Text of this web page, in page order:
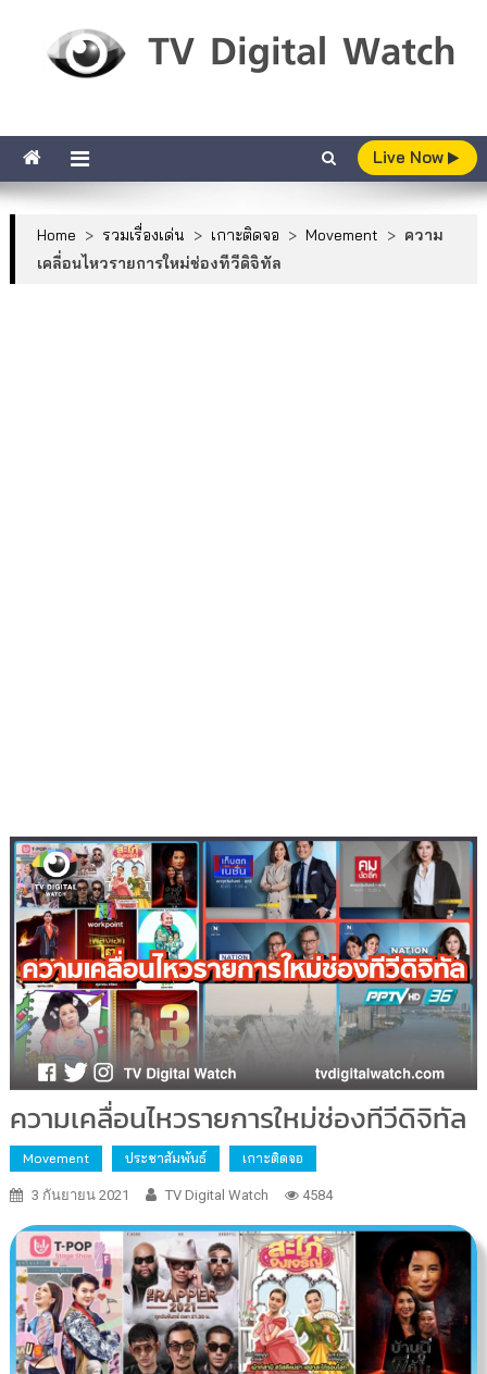
Live Now
Home > รวมเรื่องเด่น > เกาะติดจอ > Movement > ความ
เคลื่อนไหวรายการใหม่ช่องทีวีดิจิทัล
ความเคลื่อนไหวรายการใหม่ช่องทีวีดิจิทัล
Movement ประชาสัมพันธ์ เกาะติดจอ
3 กันยายน 2021 TV Digital Watch 4584